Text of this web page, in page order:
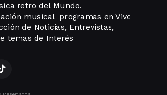
retro del Mundo.
musical, programas en Vivo
de Noticias, Entrevistas,
temas de Interés